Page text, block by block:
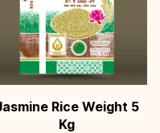
Rice Weight 5
Kg